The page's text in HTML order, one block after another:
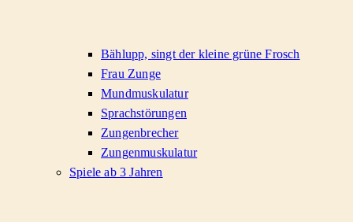
Bählupp, singt der kleine grüne Frosch
Frau Zunge
Mundmuskulatur
Sprachstörungen
Zungenbrecher
Zungenmuskulatur
Spiele ab 3 Jahren